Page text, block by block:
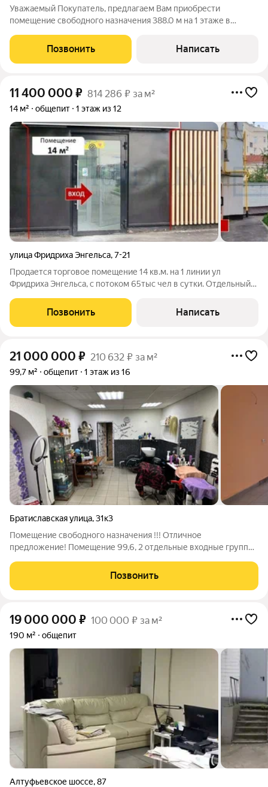
Уважаемый Покупатель, предлагаем Вам приобрести
помещение свободного назначения 388.0 м на 1 этаже в
вентиляция. Интернет, телефония. Отдельный вход. СВАО
Москвы. В 5 минутах от м. Алексеевская
Позвонить Написать
11 400 000 ₽ 814 286 ₽ за м²
14 м² общепит 1 этаж из 12
улица Фридриха Энгельса,7-21
Продается торговое помещение 14 кв.м. на 1 линии ул
Фридриха Энгельса, с потоком 65тыс чел в сутки. Отдельный
эл.мощность! Высокие потолки! Мокрая точка в помещении!
Организуем просмотр в
Позвонить Написать
21 000 000 ₽ 210 632 ₽ за м²
99,7 м² общепит 1 этаж из 16
Братиславская улица,31к3
Помещение свободного назначения !!! Отличное
предложение! Помещение 99,6, 2 отдельные входные группы
78, 8 и 20,8. Подойдет под офис, салон красоты, магазин, мини
производство, склад,
Позвонить
19 000 000 ₽ 100 000 ₽ за м²
190 м² общепит
Алтуфьевское шоссе,87